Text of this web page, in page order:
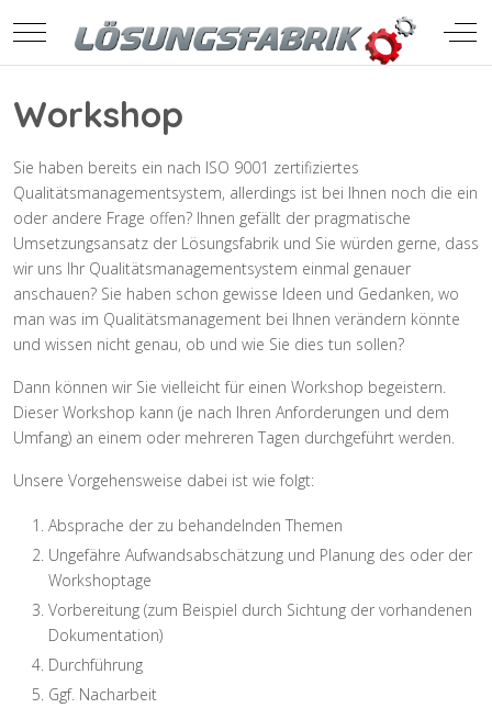
Mobile Menu Toggle Off-
Workshop
Sie haben bereits ein nach ISO 9001 zertifiziertes
Qualitätsmanagementsystem, allerdings ist bei Ihnen noch die ein
oder andere Frage offen? Ihnen gefällt der pragmatische
Umsetzungsansatz der Lösungsfabrik und Sie würden gerne, dass
wir uns Ihr Qualitätsmanagementsystem einmal genauer
anschauen? Sie haben schon gewisse Ideen und Gedanken, wo
man was im Qualitätsmanagement bei Ihnen verändern könnte
und wissen nicht genau, ob und wie Sie dies tun sollen?
Dann können wir Sie vielleicht für einen Workshop begeistern.
Dieser Workshop kann (je nach Ihren Anforderungen und dem
Umfang) an einem oder mehreren Tagen durchgeführt werden.
Unsere Vorgehensweise dabei ist wie folgt:
Absprache der zu behandelnden Themen
Ungefähre Aufwandsabschätzung und Planung des oder der
Workshoptage
Vorbereitung (zum Beispiel durch Sichtung der vorhandenen
Dokumentation)
Durchführung
Ggf. Nacharbeit